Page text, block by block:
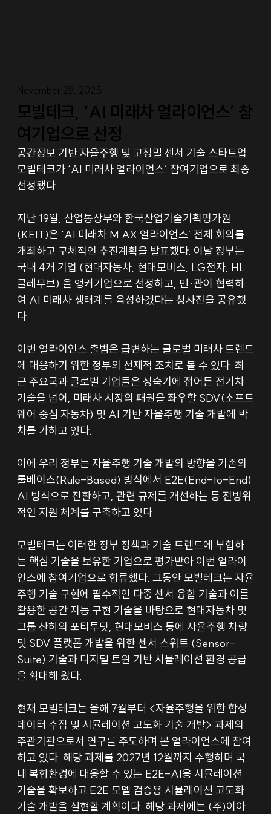
November 28, 2025
모빌테크, ‘AI 미래차 얼라이언스’ 참
여기업으로 선정
공간정보 기반 자율주행 및 고정밀 센서 기술 스타트업
모빌테크가 ‘AI 미래차 얼라이언스’ 참여기업으로 최종
선정됐다.
지난 19일, 산업통상부와 한국산업기술기획평가원
(KEIT)은 ‘AI 미래차 M.AX 얼라이언스’ 전체 회의를
개최하고 구체적인 추진계획을 발표했다. 이날 정부는
국내 4개 기업 (현대자동차, 현대모비스, LG전자, HL
클레무브) 을 앵커기업으로 선정하고, 민·관이 협력하
여 AI 미래차 생태계를 육성하겠다는 청사진을 공유했
다.
이번 얼라이언스 출범은 급변하는 글로벌 미래차 트렌드
에 대응하기 위한 정부의 선제적 조치로 볼 수 있다. 최
근 주요국과 글로벌 기업들은 성숙기에 접어든 전기차
기술을 넘어, 미래차 시장의 패권을 좌우할 SDV(소프트
웨어 중심 자동차) 및 AI 기반 자율주행 기술 개발에 박
차를 가하고 있다.
이에 우리 정부는 자율주행 기술 개발의 방향을 기존의
룰베이스(Rule-Based) 방식에서 E2E(End-to-End)
AI 방식으로 전환하고, 관련 규제를 개선하는 등 전방위
적인 지원 체계를 구축하고 있다.
모빌테크는 이러한 정부 정책과 기술 트렌드에 부합하
는 핵심 기술을 보유한 기업으로 평가받아 이번 얼라이
언스에 참여기업으로 합류했다. 그동안 모빌테크는 자율
주행 기술 구현에 필수적인 다중 센서 융합 기술과 이를
활용한 공간 지능 구현 기술을 바탕으로 현대자동차 및
그룹 산하의 포티투닷, 현대모비스 등에 자율주행 차량
및 SDV 플랫폼 개발을 위한 센서 스위트 (Sensor-
Suite) 기술과 디지털 트윈 기반 시뮬레이션 환경 공급
을 확대해 왔다.
현재 모빌테크는 올해 7월부터 <자율주행을 위한 합성
데이터 수집 및 시뮬레이션 고도화 기술 개발> 과제의
주관기관으로서 연구를 주도하며 본 얼라이언스에 참여
하고 있다. 해당 과제를 2027년 12월까지 수행하며 국
내 복합환경에 대응할 수 있는 E2E-AI용 시뮬레이션
기술을 확보하고 E2E 모델 검증용 시뮬레이션 고도화
기술 개발을 실현할 계획이다. 해당 과제에는 (주)이아